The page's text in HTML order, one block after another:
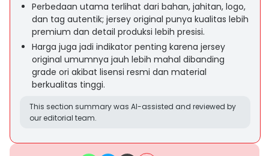
Perbedaan utama terlihat dari bahan, jahitan, logo,
dan tag autentik; jersey original punya kualitas lebih
premium dan detail produksi lebih presisi.
Harga juga jadi indikator penting karena jersey
original umumnya jauh lebih mahal dibanding
grade ori akibat lisensi resmi dan material
berkualitas tinggi.
This section summary was AI-assisted and reviewed by
our editorial team.